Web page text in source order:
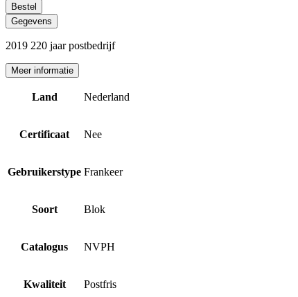
Bestel
Gegevens
2019 220 jaar postbedrijf
Meer informatie
Land Nederland
Certificaat Nee
Gebruikerstype Frankeer
Soort Blok
Catalogus NVPH
Kwaliteit Postfris